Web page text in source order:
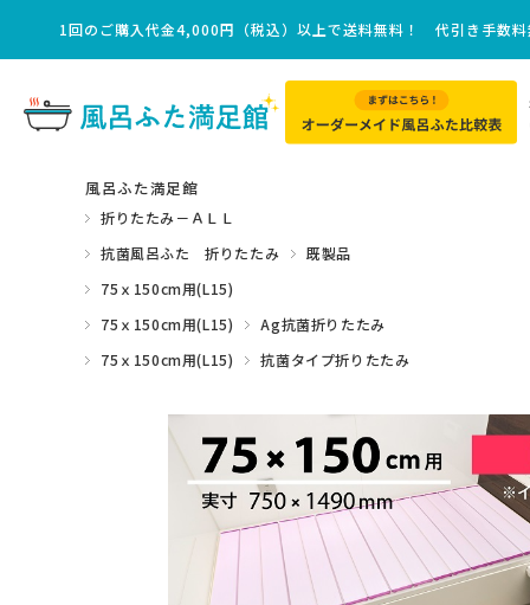
1回のご購入代金4,000円（税込）以上で送料無料！ 代引き手数料
風呂ふた満足館
折りたたみ－ＡＬＬ
抗菌風呂ふた 折りたたみ
既製品
75ｘ150cm用(L15)
75ｘ150cm用(L15)
Ag抗菌折りたたみ
75ｘ150cm用(L15)
抗菌タイプ折りたたみ